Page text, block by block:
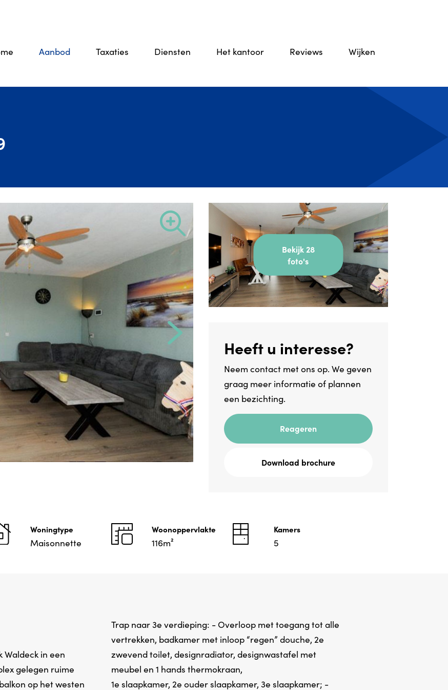
Aanbod Taxaties Diensten Het kantoor Reviews Wijken
Bekijk 28
foto's
Heeft u interesse?
Neem contact met ons op. We geven
graag meer informatie of plannen
een bezichting.
Reageren
Download brochure
Woningtype
Maisonnette
Woonoppervlakte
116m²
Kamers
5
Waldeck in een
gelegen ruime
op het westen
Trap naar 3e verdieping: - Overloop met toegang tot alle
vertrekken, badkamer met inloop “regen” douche, 2e
zwevend toilet, designradiator, designwastafel met
meubel en 1 hands thermokraan,
1e slaapkamer, 2e ouder slaapkamer, 3e slaapkamer; -